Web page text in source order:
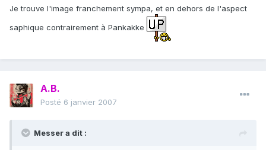
Je trouve l'image franchement sympa, et en dehors de l'aspect
saphique contrairement à Pankakke
A.B.
Posté 6 janvier 2007
Messer a dit :